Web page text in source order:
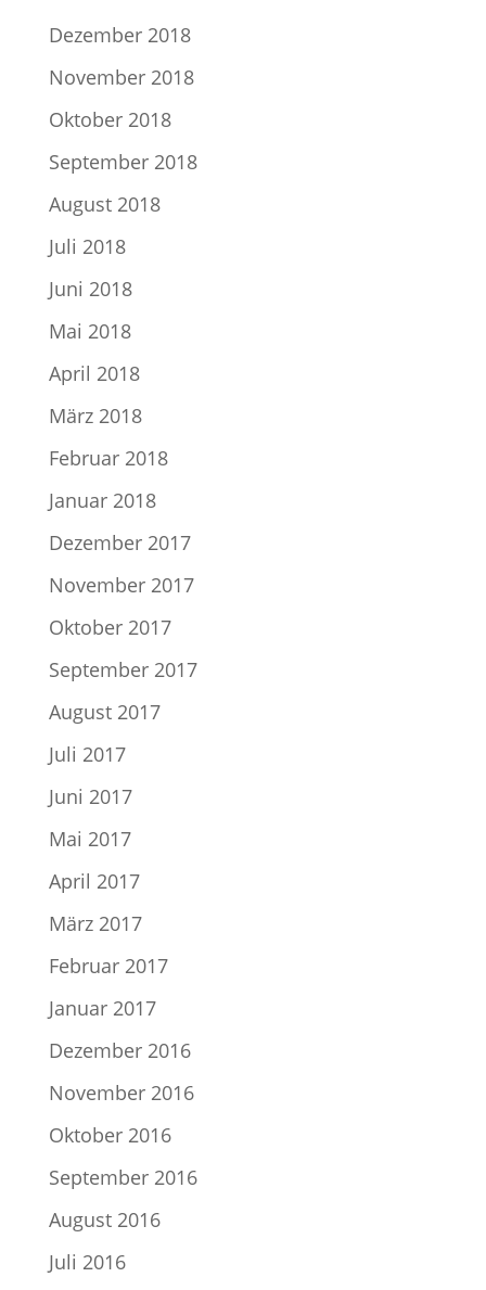
Dezember 2018
November 2018
Oktober 2018
September 2018
August 2018
Juli 2018
Juni 2018
Mai 2018
April 2018
März 2018
Februar 2018
Januar 2018
Dezember 2017
November 2017
Oktober 2017
September 2017
August 2017
Juli 2017
Juni 2017
Mai 2017
April 2017
März 2017
Februar 2017
Januar 2017
Dezember 2016
November 2016
Oktober 2016
September 2016
August 2016
Juli 2016